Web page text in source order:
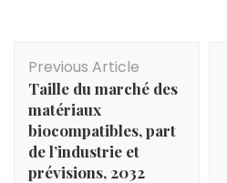
Navigation
Previous Article
Taille du marché des
matériaux
biocompatibles, part
de l’industrie et
prévisions, 2032